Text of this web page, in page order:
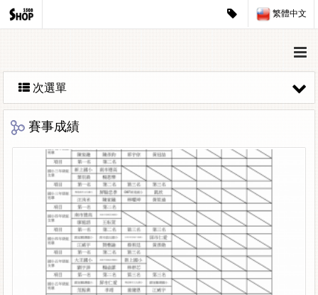
繁體中文
次選單
賽事成績